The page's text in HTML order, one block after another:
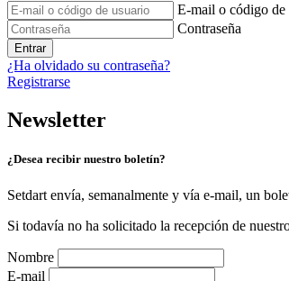
E-mail o código de
Contraseña
Entrar
¿Ha olvidado su contraseña?
Registrarse
Newsletter
¿Desea recibir nuestro boletín?
Setdart envía, semanalmente y vía e-mail, un
Si todavía no ha solicitado la recepción de
Nombre
E-mail